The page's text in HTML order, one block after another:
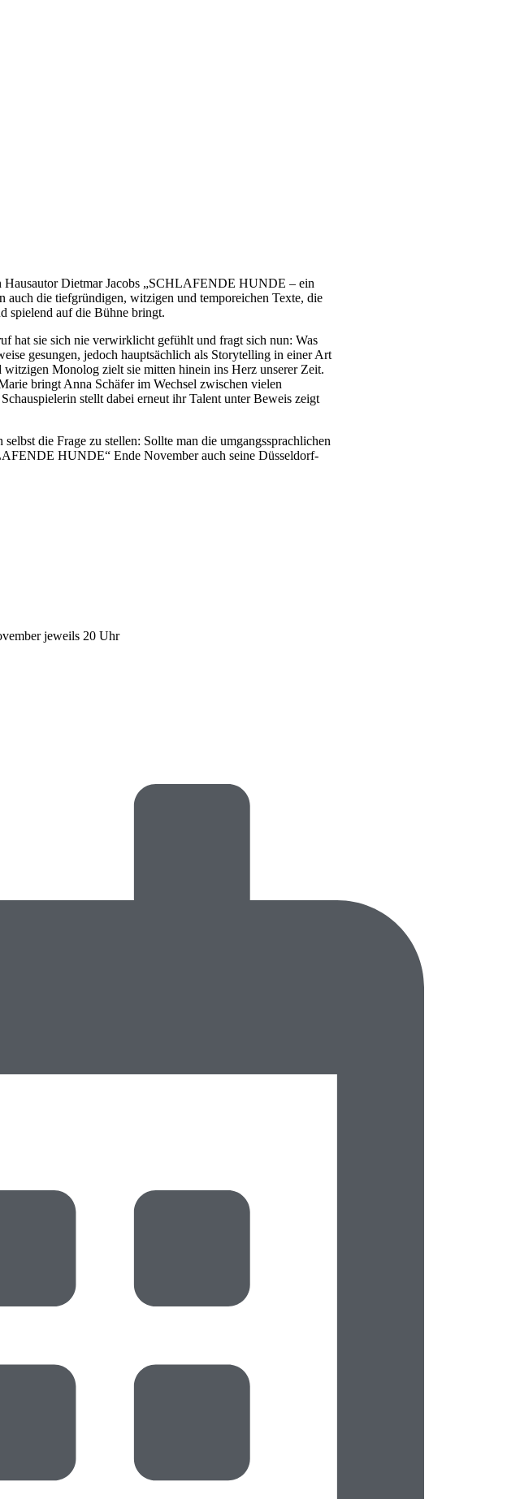
Hausautor Dietmar Jacobs „SCHLAFENDE HUNDE – ein
auch die tiefgründigen, witzigen und temporeichen Texte, die
spielend auf die Bühne bringt.
hat sie sich nie verwirklicht gefühlt und fragt sich nun: Was
gesungen, jedoch hauptsächlich als Storytelling in einer Art
Monolog zielt sie mitten hinein ins Herz unserer Zeit.
bringt Anna Schäfer im Wechsel zwischen vielen
stellt dabei erneut ihr Talent unter Beweis zeigt
die Frage zu stellen: Sollte man die umgangssprachlichen
HUNDE“ Ende November auch seine Düsseldorf-
jeweils 20 Uhr